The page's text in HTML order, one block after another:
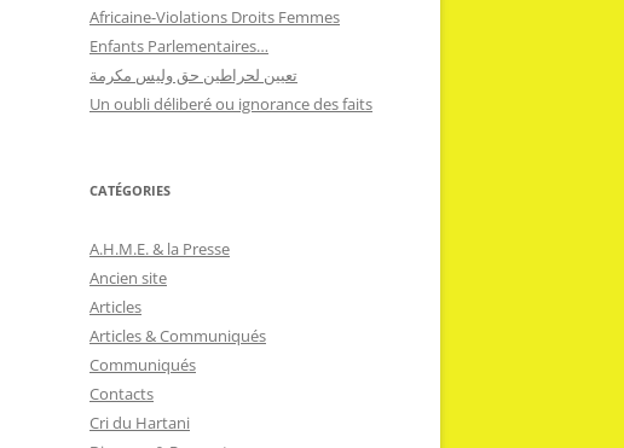
Africaine-Violations Droits Femmes
Enfants Parlementaires…
تعيين لحراطين حق وليس مكرمة
Un oubli déliberé ou ignorance des faits
CATÉGORIES
A.H.M.E. & la Presse
Ancien site
Articles
Articles & Communiqués
Communiqués
Contacts
Cri du Hartani